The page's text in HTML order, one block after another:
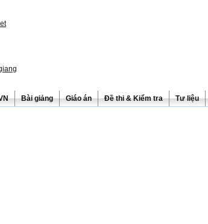
Bài giảng Giáo án Đề thi & Kiểm tra Tư liệu